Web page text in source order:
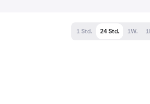
1 Std. 24 Std. 1W.